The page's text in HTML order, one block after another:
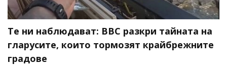
Те ни наблюдават: BBC разкри тайната на
гларусите, които тормозят крайбрежните
градове